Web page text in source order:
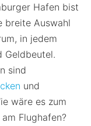
Hafen bist
breite Auswahl
in jedem
Geldbeutel.
sind
und
wäre es zum
Flughafen?